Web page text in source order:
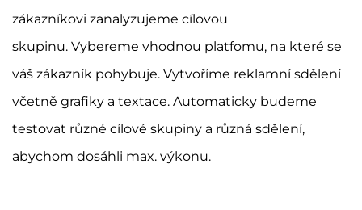
zákazníkovi zanalyzujeme cílovou
skupinu. Vybereme vhodnou platfomu, na které se
váš zákazník pohybuje. Vytvoříme reklamní sdělení
včetně grafiky a textace. Automaticky budeme
testovat různé cílové skupiny a různá sdělení,
abychom dosáhli max. výkonu.